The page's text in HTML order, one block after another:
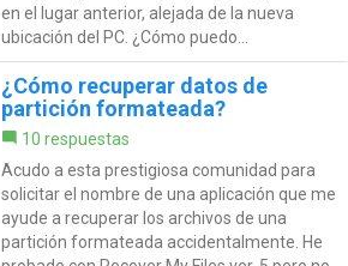
en el lugar anterior, alejada de la nueva
ubicación del PC. ¿Cómo puedo...
¿Cómo recuperar datos de
partición formateada?
10 respuestas
Acudo a esta prestigiosa comunidad para
solicitar el nombre de una aplicación que me
ayude a recuperar los archivos de una
partición formateada accidentalmente. He